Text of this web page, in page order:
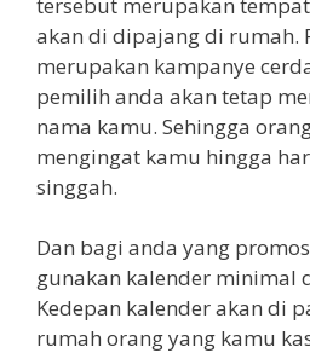
akan di dipajang di rumah.
merupakan kampanye
pemilih anda akan tetap
nama kamu. Sehingga
mengingat kamu hingga
singgah.
Dan bagi anda yang
gunakan kalender minimal
Kedepan kalender akan di
rumah orang yang kamu